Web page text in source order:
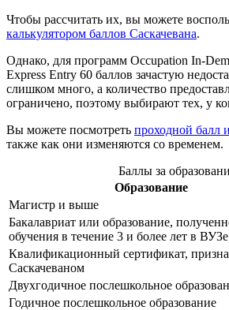
Чтобы рассчитать их, вы можете
калькулятором баллов Саскачевана.
Однако, для программ Occupation In-
Express Entry 60 баллов зачастую
слишком много, а количество
ограничено, поэтому выбирают тех, у
Вы можете посмотреть проходной балл
также как они изменяются со временем.
Баллы за
Образование
Магистр и выше
Бакалавриат или образование,
обучения в течение 3 и более лет в ВУЗе
Квалификационный сертификат,
Саскачеваном
Двухгодичное послешкольное
Годичное послешкольное образование